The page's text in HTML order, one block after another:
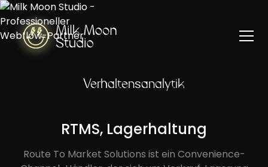
Verhaltensanalytik
RTMS, Lagerhaltung
Route To Market Solutions ist ein Convenience-